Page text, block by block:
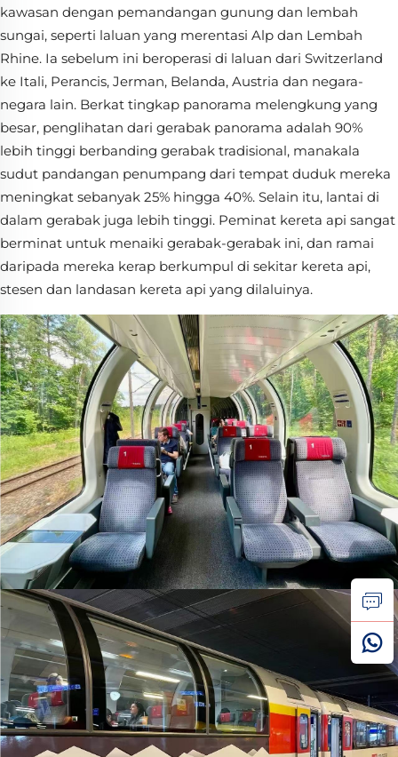
kawasan dengan pemandangan gunung dan lembah
sungai, seperti laluan yang merentasi Alp dan Lembah
Rhine. Ia sebelum ini beroperasi di laluan dari Switzerland
ke Itali, Perancis, Jerman, Belanda, Austria dan negara-
negara lain. Berkat tingkap panorama melengkung yang
besar, penglihatan dari gerabak panorama adalah 90%
lebih tinggi berbanding gerabak tradisional, manakala
sudut pandangan penumpang dari tempat duduk mereka
meningkat sebanyak 25% hingga 40%. Selain itu, lantai di
dalam gerabak juga lebih tinggi. Peminat kereta api sangat
berminat untuk menaiki gerabak-gerabak ini, dan ramai
daripada mereka kerap berkumpul di sekitar kereta api,
stesen dan landasan kereta api yang dilaluinya.